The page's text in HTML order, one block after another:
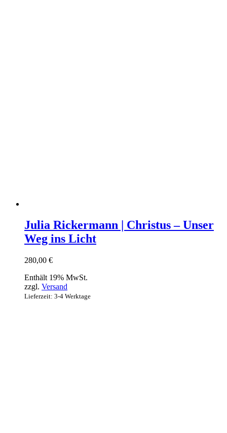
Julia Rickermann | Christus – Unser
Weg ins Licht
280,00 €
Enthält 19% MwSt.
zzgl. Versand
Lieferzeit: 3-4 Werktage